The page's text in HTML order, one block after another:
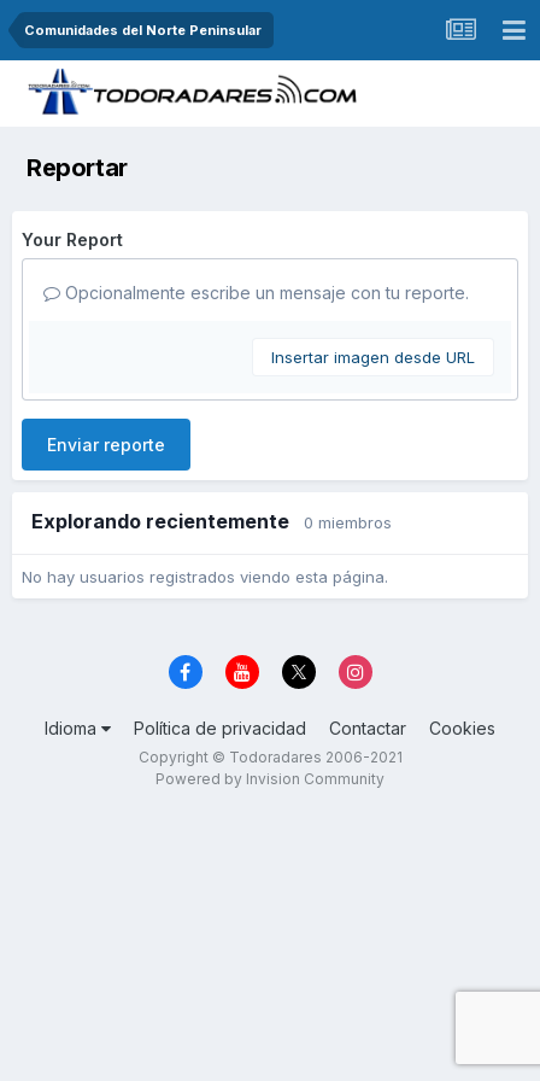
Comunidades del Norte Peninsular
Reportar
Your Report
Opcionalmente escribe un mensaje con tu reporte.
Insertar imagen desde URL
Enviar reporte
Explorando recientemente 0 miembros
No hay usuarios registrados viendo esta página.
Idioma Política de privacidad Contactar Cookies
Copyright © Todoradares 2006-2021
Powered by Invision Community